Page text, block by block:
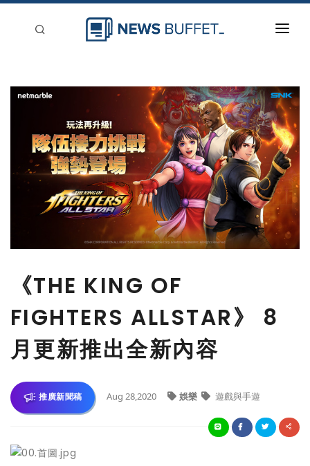
新聞稿分類
刊登
《THE KING OF
FIGHTERS ALLSTAR》 8
月更新推出全新內容
推廣新聞稿 Aug 28,2020 娛樂 遊戲與手遊